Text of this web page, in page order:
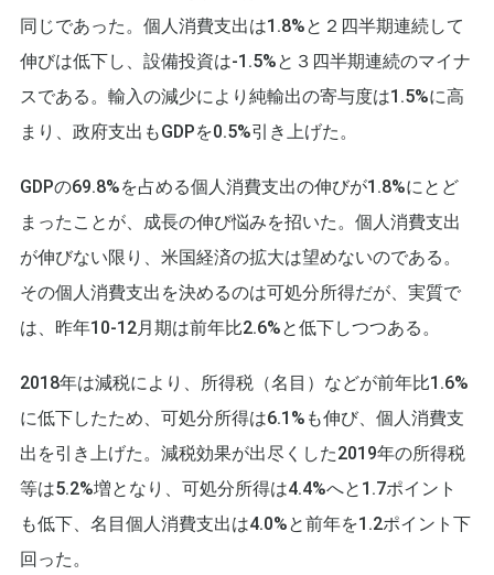
同じであった。個人消費支出は1.8%と２四半期連続して
伸びは低下し、設備投資は-1.5%と３四半期連続のマイナ
スである。輸入の減少により純輸出の寄与度は1.5%に高
まり、政府支出もGDPを0.5%引き上げた。
GDPの69.8%を占める個人消費支出の伸びが1.8%にとど
まったことが、成長の伸び悩みを招いた。個人消費支出
が伸びない限り、米国経済の拡大は望めないのである。
その個人消費支出を決めるのは可処分所得だが、実質で
は、昨年10-12月期は前年比2.6%と低下しつつある。
2018年は減税により、所得税（名目）などが前年比1.6%
に低下したため、可処分所得は6.1%も伸び、個人消費支
出を引き上げた。減税効果が出尽くした2019年の所得税
等は5.2%増となり、可処分所得は4.4%へと1.7ポイント
も低下、名目個人消費支出は4.0%と前年を1.2ポイント下
回った。